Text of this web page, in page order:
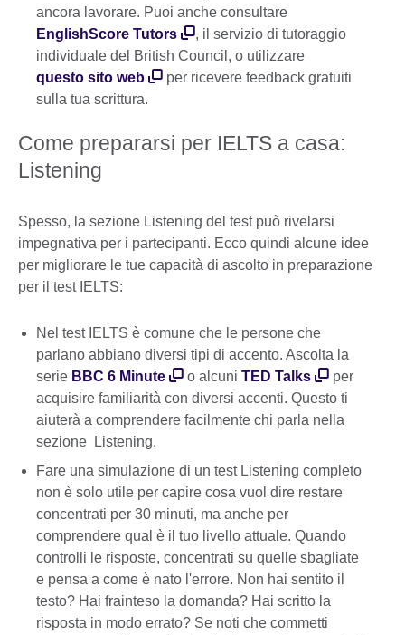
ancora lavorare. Puoi anche consultare
EnglishScore Tutors
, il servizio di tutoraggio
individuale del British Council, o utilizzare
questo sito web
per ricevere feedback gratuiti
sulla tua scrittura.
Come prepararsi per IELTS a casa:
Listening
Spesso, la sezione Listening del test può rivelarsi
impegnativa per i partecipanti. Ecco quindi alcune idee
per migliorare le tue capacità di ascolto in preparazione
per il test IELTS:
Nel test IELTS è comune che le persone che
parlano abbiano diversi tipi di accento. Ascolta la
serie BBC 6 Minute o alcuni TED Talks
per
acquisire familiarità con diversi accenti. Questo ti
aiuterà a comprendere facilmente chi parla nella
sezione Listening.
Fare una simulazione di un test Listening completo
non è solo utile per capire cosa vuol dire restare
concentrati per 30 minuti, ma anche per
comprendere qual è il tuo livello attuale. Quando
controlli le risposte, concentrati su quelle sbagliate
e pensa a come è nato l'errore. Non hai sentito il
testo? Hai frainteso la domanda? Hai scritto la
risposta in modo errato? Se noti che commetti